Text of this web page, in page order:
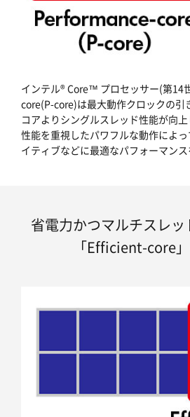
インテル® Core™ プロセッサー(第14
core(P-core)は最大動作クロックの引
コアよりシングルスレッド性能が向上
性能を重視したパワフルな動作によ
イティブなどに最適なパフォーマンス
省電力かつマルチスレ
「Efficient-core